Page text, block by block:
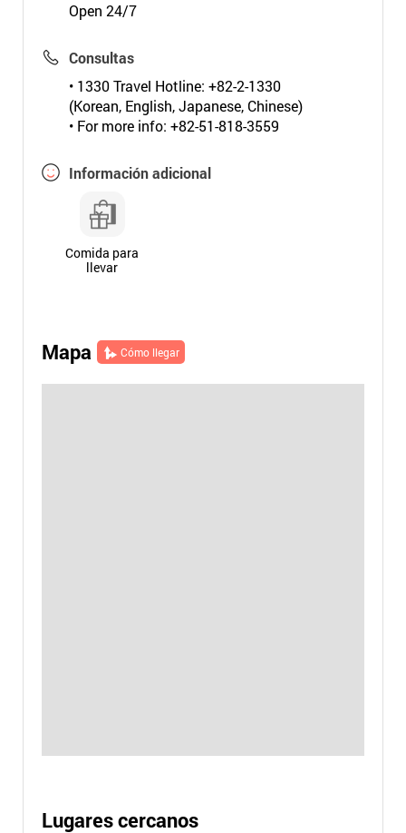
Open 24/7
Consultas
• 1330 Travel Hotline: +82-2-1330
(Korean, English, Japanese, Chinese)
• For more info: +82-51-818-3559
Información adicional
Comida para
llevar
Mapa Cómo llegar
Lugares cercanos